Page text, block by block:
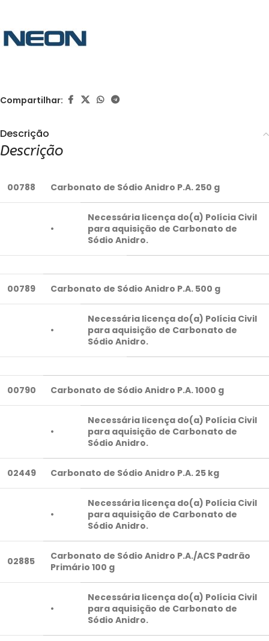
Compartilhar:
Descrição
Descrição
00788 Carbonato de Sódio Anidro P.A. 250 g
•
Necessária licença do(a) Polícia Civil
para aquisição de Carbonato de
Sódio Anidro.
00789 Carbonato de Sódio Anidro P.A. 500 g
•
Necessária licença do(a) Polícia Civil
para aquisição de Carbonato de
Sódio Anidro.
00790 Carbonato de Sódio Anidro P.A. 1000 g
•
Necessária licença do(a) Polícia Civil
para aquisição de Carbonato de
Sódio Anidro.
02449 Carbonato de Sódio Anidro P.A. 25 kg
•
Necessária licença do(a) Polícia Civil
para aquisição de Carbonato de
Sódio Anidro.
02885
Carbonato de Sódio Anidro P.A./ACS Padrão
Primário 100 g
•
Necessária licença do(a) Polícia Civil
para aquisição de Carbonato de
Sódio Anidro.